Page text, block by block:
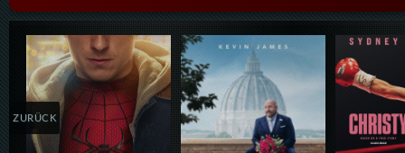
Details,Play Details,Play
ZURÜCK